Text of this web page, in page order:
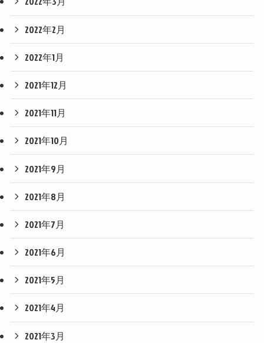
2022年2月
2022年1月
2021年12月
2021年11月
2021年10月
2021年9月
2021年8月
2021年7月
2021年6月
2021年5月
2021年4月
2021年3月